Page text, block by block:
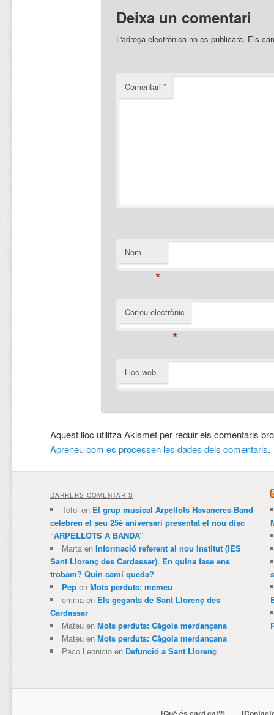
Deixa un comentari
L'adreça electrònica no es publicarà. Els
Comentari *
Nom
*
Correu electrònic
*
Lloc web
Aquest lloc utilitza Akismet per reduir els comentaris
Apreneu com es processen les dades dels comentaris.
DARRERS COMENTARIS
Tofol en El grup musical Arpellots Havaneres Band
celebren el seu 25è aniversari presentat el nou disc
“ARPELLOTS A BANDA”
Martaen Informació referent al nou Institut (IES
Sant Llorenç des Cardassar). En quina fase ens
trobam? Quin camí queda?
Pepen Mots perduts: memeu
emmaen Els gegants de Sant Llorenç des
Cardassar
Mateuen Mots perduts: Càgola merdançana
Mateuen Mots perduts: Càgola merdançana
Paco Leonicioen Defunció a Sant Llorenç